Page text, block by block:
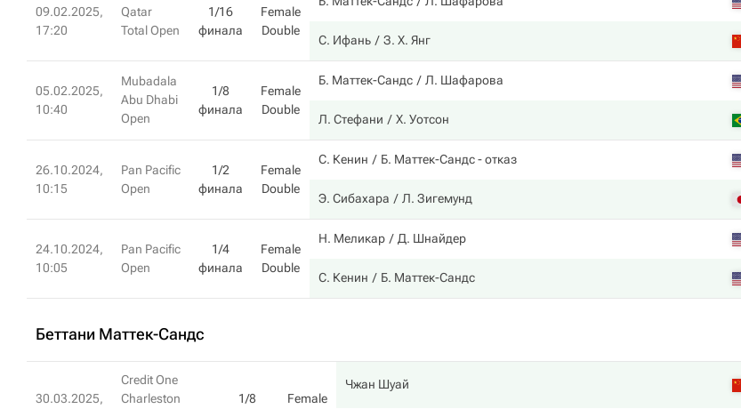
09.02.2025,
17:20
Qatar
Total Open
1/16
финала
Female
Double
С. Ифань З. Х. Янг
05.02.2025,
10:40
Mubadala
Abu Dhabi
Open
1/8
финала
Female
Double
Б. Маттек-Сандс Л. Шафарова
Л. Стефани Х. Уотсон
26.10.2024,
10:15
Pan Pacific
Open
1/2
финала
Female
Double
С. Кенин Б. Маттек-Сандс- отказ
Э. Сибахара Л. Зигемунд
24.10.2024,
10:05
Pan Pacific
Open
1/4
финала
Female
Double
Н. Меликар Д. Шнайдер
С. Кенин Б. Маттек-Сандс
Беттани Маттек-Сандс
30.03.2025,
Credit One
Charleston
1/8
Female
Чжан Шуай